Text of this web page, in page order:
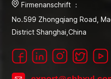
Firmenanschrift ：
No.599 Zhongqiang Road,
District Shanghai,China